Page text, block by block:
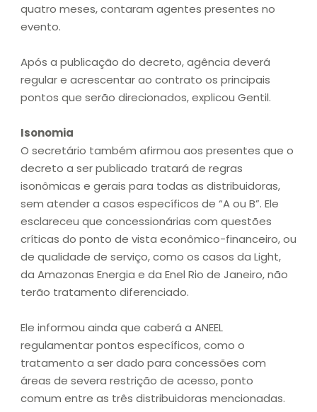
quatro meses, contaram agentes presentes no
evento.
Após a publicação do decreto, agência deverá
regular e acrescentar ao contrato os principais
pontos que serão direcionados, explicou Gentil.
Isonomia
O secretário também afirmou aos presentes que o
decreto a ser publicado tratará de regras
isonômicas e gerais para todas as distribuidoras,
sem atender a casos específicos de “A ou B”. Ele
esclareceu que concessionárias com questões
críticas do ponto de vista econômico-financeiro, ou
de qualidade de serviço, como os casos da Light,
da Amazonas Energia e da Enel Rio de Janeiro, não
terão tratamento diferenciado.
Ele informou ainda que caberá a ANEEL
regulamentar pontos específicos, como o
tratamento a ser dado para concessões com
áreas de severa restrição de acesso, ponto
comum entre as três distribuidoras mencionadas.